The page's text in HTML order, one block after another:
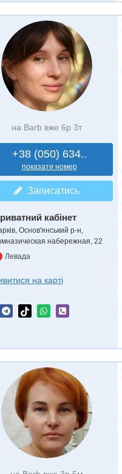
на Barb вже 6р 3т
+38 (050) 634..
показати номер
Записатись
кабінет
Основ'янський р-н,
набережная, 22
Левада
на карті